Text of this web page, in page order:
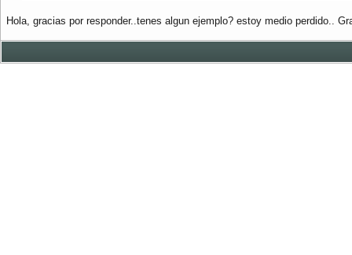
Hola, gracias por responder..tenes algun ejemplo? estoy medio perdido..